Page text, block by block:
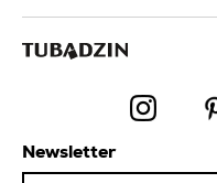
kuchynské obklady
obývacej izby a spálne
Newsletter